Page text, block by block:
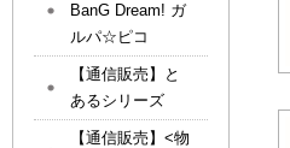
BanG Dream! ガ
ルパ☆ピコ
【通信販売】と
あるシリーズ
【通信販売】<物